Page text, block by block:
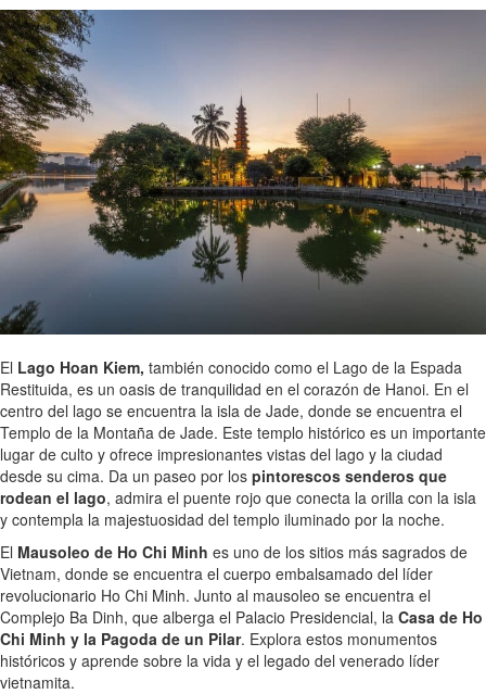
El Lago Hoan Kiem, también conocido como el Lago de la Espada
Restituida, es un oasis de tranquilidad en el corazón de Hanoi. En el
centro del lago se encuentra la isla de Jade, donde se encuentra el
Templo de la Montaña de Jade. Este templo histórico es un importante
lugar de culto y ofrece impresionantes vistas del lago y la ciudad
desde su cima. Da un paseo por los pintorescos senderos que
rodean el lago, admira el puente rojo que conecta la orilla con la isla
y contempla la majestuosidad del templo iluminado por la noche.
El Mausoleo de Ho Chi Minh es uno de los sitios más sagrados de
Vietnam, donde se encuentra el cuerpo embalsamado del líder
revolucionario Ho Chi Minh. Junto al mausoleo se encuentra el
Complejo Ba Dinh, que alberga el Palacio Presidencial, la Casa de Ho
Chi Minh y la Pagoda de un Pilar. Explora estos monumentos
históricos y aprende sobre la vida y el legado del venerado líder
vietnamita.